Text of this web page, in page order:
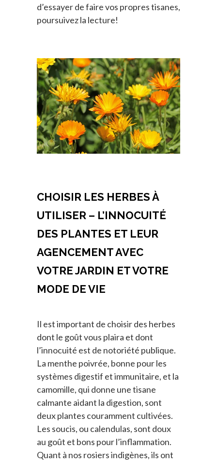
d’essayer de faire vos propres tisanes,
poursuivez la lecture!
CHOISIR LES HERBES À
UTILISER – L’INNOCUITÉ
DES PLANTES ET LEUR
AGENCEMENT AVEC
VOTRE JARDIN ET VOTRE
MODE DE VIE
Il est important de choisir des herbes
dont le goût vous plaira et dont
l’innocuité est de notoriété publique.
La menthe poivrée, bonne pour les
systèmes digestif et immunitaire, et la
camomille, qui donne une tisane
calmante aidant la digestion, sont
deux plantes couramment cultivées.
Les soucis, ou calendulas, sont doux
au goût et bons pour l’inflammation.
Quant à nos rosiers indigènes, ils ont